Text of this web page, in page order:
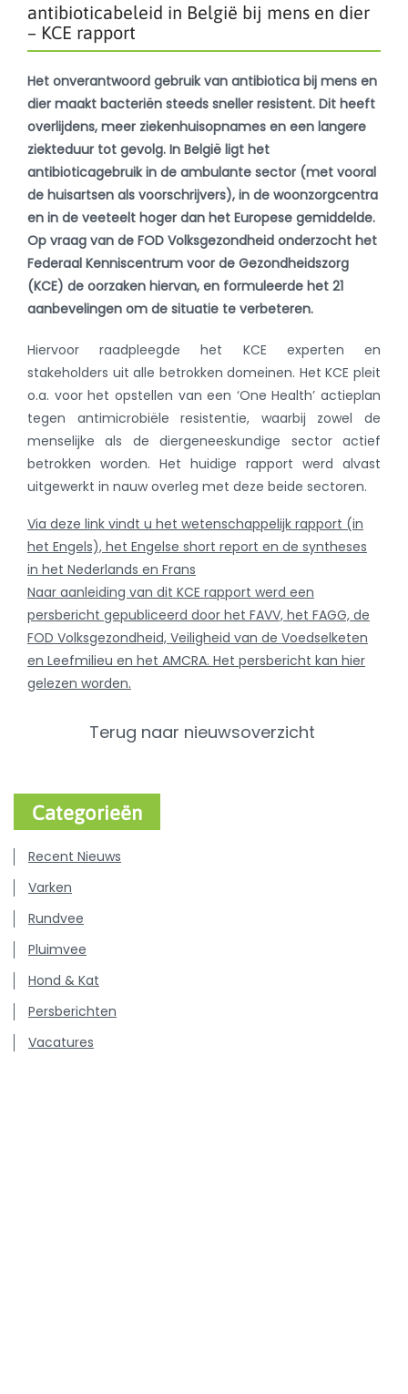
antibioticabeleid in België bij mens en dier
– KCE rapport
Het onverantwoord gebruik van antibiotica bij mens en
dier maakt bacteriën steeds sneller resistent. Dit heeft
overlijdens, meer ziekenhuisopnames en een langere
ziekteduur tot gevolg. In België ligt het
antibioticagebruik in de ambulante sector (met vooral
de huisartsen als voorschrijvers), in de woonzorgcentra
en in de veeteelt hoger dan het Europese gemiddelde.
Op vraag van de FOD Volksgezondheid onderzocht het
Federaal Kenniscentrum voor de Gezondheidszorg
(KCE) de oorzaken hiervan, en formuleerde het 21
aanbevelingen om de situatie te verbeteren.
Hiervoor raadpleegde het KCE experten en
stakeholders uit alle betrokken domeinen. Het KCE pleit
o.a. voor het opstellen van een ‘One Health’ actieplan
tegen antimicrobiële resistentie, waarbij zowel de
menselijke als de diergeneeskundige sector actief
betrokken worden. Het huidige rapport werd alvast
uitgewerkt in nauw overleg met deze beide sectoren.
Via deze link vindt u het wetenschappelijk rapport (in
het Engels), het Engelse short report en de syntheses
in het Nederlands en Frans
Naar aanleiding van dit KCE rapport werd een
persbericht gepubliceerd door het FAVV, het FAGG, de
FOD Volksgezondheid, Veiligheid van de Voedselketen
en Leefmilieu en het AMCRA. Het persbericht kan hier
gelezen worden.
Terug naar nieuwsoverzicht
Categorieën
Recent Nieuws
Varken
Rundvee
Pluimvee
Hond & Kat
Persberichten
Vacatures